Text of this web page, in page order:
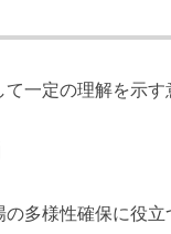
一定の理解を示す
多様性確保に役